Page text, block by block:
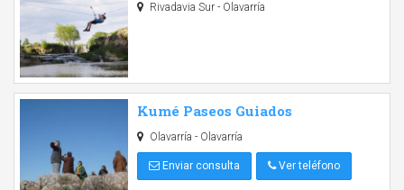
Rivadavia Sur - Olavarría
Kumé Paseos Guiados
Olavarría - Olavarría
Enviar consulta Ver teléfono